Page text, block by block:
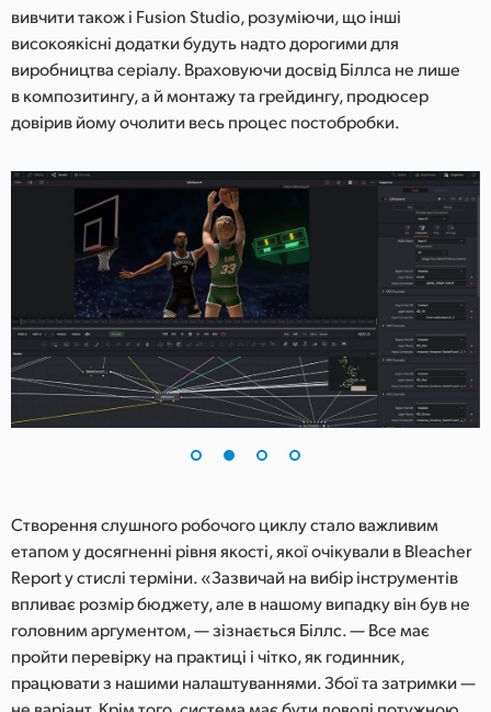
Chinese Taipei
Turkey
UAE
United Kingdom
United States
вивчити також і Fusion Studio, розуміючи, що інші
високоякісні додатки будуть надто дорогими для
виробництва серіалу. Враховуючи досвід Біллса не лише
в композитингу, а й монтажу та грейдингу, продюсер
довірив йому очолити весь процес постобробки.
Створення слушного робочого циклу стало важливим
етапом у досягненні рівня якості, якої очікували в Bleacher
Report у стислі терміни. «Зазвичай на вибір інструментів
впливає розмір бюджету, але в нашому випадку він був не
головним аргументом, — зізнається Біллс. — Все має
пройти перевірку на практиці і чітко, як годинник,
працювати з нашими налаштуваннями. Збої та затримки —